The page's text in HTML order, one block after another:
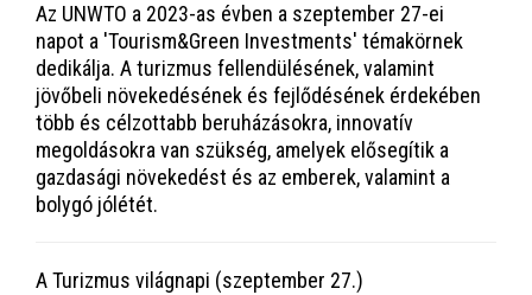
Az UNWTO a 2023-as évben a szeptember 27-ei
napot a 'Tourism&Green Investments' témakörnek
dedikálja. A turizmus fellendülésének, valamint
jövőbeli növekedésének és fejlődésének érdekében
több és célzottabb beruházásokra, innovatív
megoldásokra van szükség, amelyek elősegítik a
gazdasági növekedést és az emberek, valamint a
bolygó jólétét.
A Turizmus világnapi (szeptember 27.)